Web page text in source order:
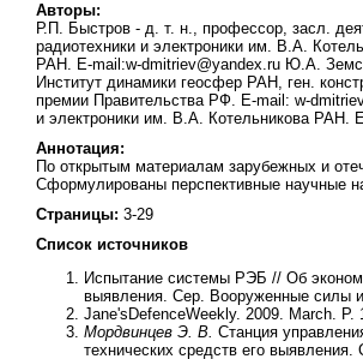
Авторы:
Р.П. Быстров - д. т. н., профессор, засл.
радиотехники и электроники им. В.А.
РАН. E-mаil:w-dmitriev@yandex.ru Ю.А.
Институт динамики геосфер РАН, ген.
премии Правительства РФ. E-mаil: w-
и электроники им. В.А. Котельникова РАН.
Аннотация:
По открытым материалам зарубежных и
Сформулированы перспективные научные
Страницы: 3-29
Список источников
Испытание системы РЭБ // Об
выявления. Сер. Вооруженные
Jane'sDefenceWeekly. 2009. March. P.
Мордвинцев Э. В. Станция
технических средств его